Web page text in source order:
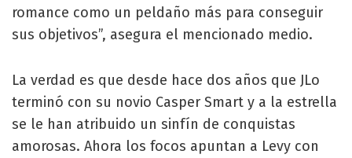
romance como un peldaño más para conseguir
sus objetivos”, asegura el mencionado medio.
La verdad es que desde hace dos años que JLo
terminó con su novio Casper Smart y a la estrella
se le han atribuido un sinfín de conquistas
amorosas. Ahora los focos apuntan a Levy con